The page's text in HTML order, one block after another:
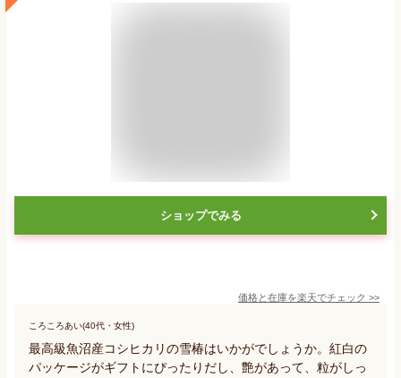
ショップでみる
価格と在庫を楽天でチェック >>
ころころあい(40代・女性)
最高級魚沼産コシヒカリの雪椿はいかがでしょうか。紅白の
パッケージがギフトにぴったりだし、艶があって、粒がしっ